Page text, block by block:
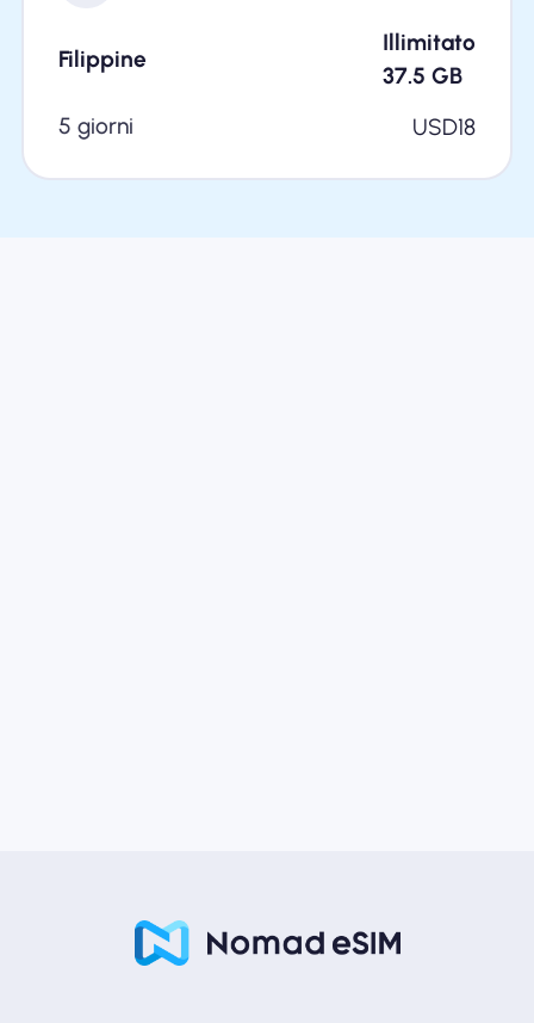
Filippine
Illimitato
37.5 GB
5 giorni
USD18